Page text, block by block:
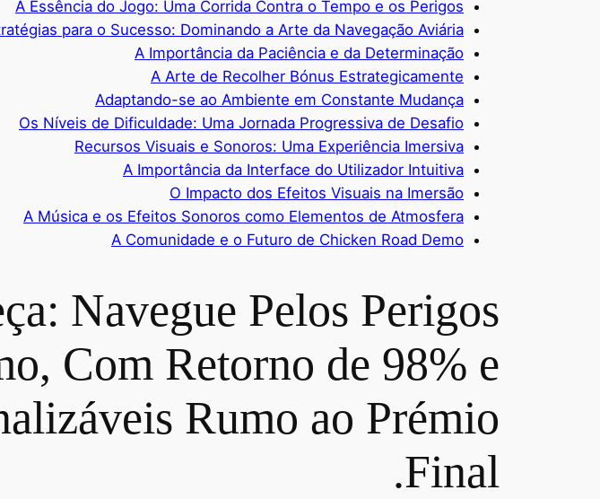
A Essência do Jogo: Uma Corrida Contra o Tempo e os Perigos
para o Sucesso: Dominando a Arte da Navegação Aviária
A Importância da Paciência e da Determinação
A Arte de Recolher Bónus Estrategicamente
Adaptando-se ao Ambiente em Constante Mudança
Os Níveis de Dificuldade: Uma Jornada Progressiva de Desafio
Recursos Visuais e Sonoros: Uma Experiência Imersiva
A Importância da Interface do Utilizador Intuitiva
O Impacto dos Efeitos Visuais na Imersão
A Música e os Efeitos Sonoros como Elementos de Atmosfera
A Comunidade e o Futuro de Chicken Road Demo
Navegue Pelos Perigos
Com Retorno de 98% e
Rumo ao Prémio
Final.